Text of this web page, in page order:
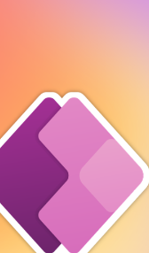
OFFERT
DE TRAVAIL
DU QUOTIDIEN
SÉCURITÉ STRUCTURÉE
EN CONTINU
MICROSOFT